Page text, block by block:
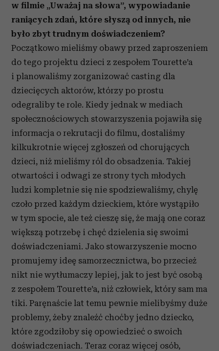
w filmie „Uważaj na słowa”, wypowiadanie
raniących zdań, które słyszą od innych, nie
było zbyt trudnym doświadczeniem?
Początkowo mieliśmy obawy przed zaproszeniem
do tego projektu dzieci z zespołem Tourette’a
i planowaliśmy zorganizować casting dla
dziecięcych aktorów, którzy po prostu
odegraliby te role. Kiedy jednak w mediach
społecznościowych stowarzyszenia pojawiła się
informacja o rekrutacji do filmu, dostaliśmy
kilkukrotnie więcej zgłoszeń od chorujących
dzieci, niż mieliśmy ról do obsadzenia. Takiej
otwartości i odwagi ze strony tych młodych
ludzi kompletnie się nie spodziewaliśmy, chylę
czoło przed każdym dzieckiem, które wystąpiło
w tym spocie, ale też cieszę się, że mają one coraz
większą potrzebę i chęć dzielenia się swoimi
doświadczeniami. Jako stowarzyszenie mocno
promujemy ideę samorzecznictwa, bo przecież
nikt nie wytłumaczy lepiej, jak to jest być osobą
z zespołem Tourette’a, niż człowiek, który sam ma
tiki. Paręnaście lat temu pewnie mielibyśmy duże
problemy, żeby znaleźć choćby jedno dziecko,
które zgodziłoby się opowiedzieć o swoich
doświadczeniach. Teraz coraz więcej osób,